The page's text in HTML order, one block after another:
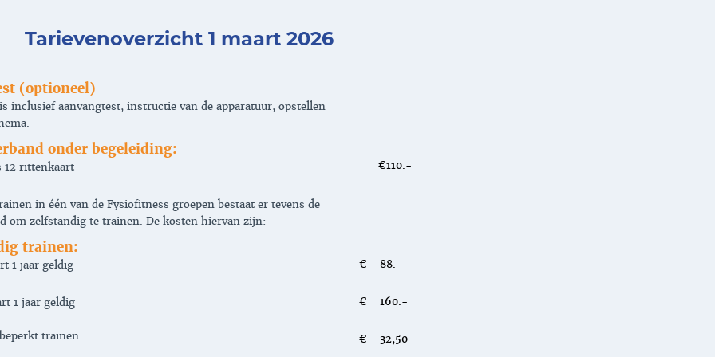
Tarievenoverzicht 1 maart 2026
(optioneel)
inclusief aanvangtest, instructie van de apparatuur, opstellen
onder begeleiding:
12 rittenkaart
in één van de Fysiofitness groepen bestaat er tevens de
om zelfstandig te trainen. De kosten hiervan zijn:
€110.-
trainen:
1 jaar geldig
1 jaar geldig
trainen
€ 88.-
€ 160.-
€ 32,50